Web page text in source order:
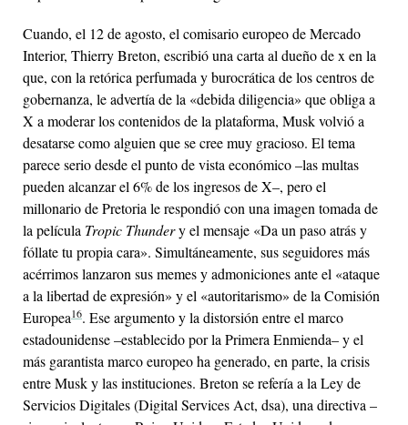
Cuando, el 12 de agosto, el comisario europeo de Mercado
Interior, Thierry Breton, escribió una carta al dueño de x en la
que, con la retórica perfumada y burocrática de los centros de
gobernanza, le advertía de la «debida diligencia» que obliga a
X a moderar los contenidos de la plataforma, Musk volvió a
desatarse como alguien que se cree muy gracioso. El tema
parece serio desde el punto de vista económico –las multas
pueden alcanzar el 6% de los ingresos de X–, pero el
millonario de Pretoria le respondió con una imagen tomada de
la película Tropic Thundery el mensaje «Da un paso atrás y
fóllate tu propia cara». Simultáneamente, sus seguidores más
acérrimos lanzaron sus memes y admoniciones ante el «ataque
a la libertad de expresión» y el «autoritarismo» de la Comisión
Europea16. Ese argumento y la distorsión entre el marco
estadounidense –establecido por la Primera Enmienda– y el
más garantista marco europeo ha generado, en parte, la crisis
entre Musk y las instituciones. Breton se refería a la Ley de
Servicios Digitales (Digital Services Act, dsa), una directiva –